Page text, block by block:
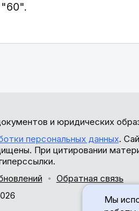
и юридических
персональных данных.
При цитировании
Обратная связь
Мы